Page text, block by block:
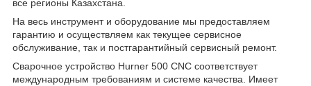
все регионы Казахстана.
На весь инструмент и оборудование мы предоставляем
гарантию и осуществляем как текущее сервисное
обслуживание, так и постгарантийный сервисный ремонт.
Сварочное устройство Hurner 500 CNC соответствует
международным требованиям и системе качества. Имеет